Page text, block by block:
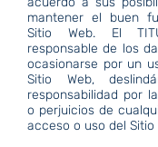
mantener el buen
Sitio Web. El
responsable de los
ocasionarse por un
Sitio Web,
responsabilidad por
o perjuicios de
acceso o uso del Sitio